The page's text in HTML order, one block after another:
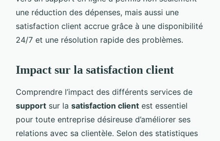
une réduction des dépenses, mais aussi une
satisfaction client accrue grâce à une disponibilité
24/7 et une résolution rapide des problèmes.
Impact sur la satisfaction client
Comprendre l’impact des différents services de
support sur la satisfaction client est essentiel
pour toute entreprise désireuse d’améliorer ses
relations avec sa clientèle. Selon des statistiques